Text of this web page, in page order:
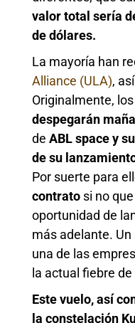
valor total sería
de dólares.
La mayoría han
Alliance (ULA),
Originalmente, los
despegarán
de ABL space y
de su
Por suerte para
contrato si no
oportunidad de
más adelante.
una de las
la actual fiebre
Este vuelo, así
la constelación